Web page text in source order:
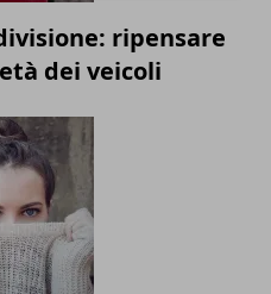
ripensare
dei veicoli